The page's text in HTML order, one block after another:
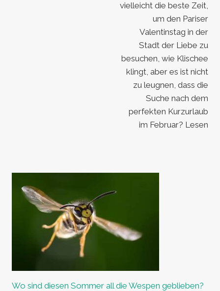
vielleicht die beste Zeit,
um den Pariser
Valentinstag in der
Stadt der Liebe zu
besuchen, wie Klischee
klingt, aber es ist nicht
zu leugnen, dass die
Suche nach dem
perfekten Kurzurlaub
im Februar? Lesen
Wo sind diesen Sommer all die Wespen geblieben?